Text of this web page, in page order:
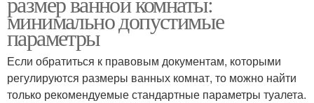
минимально допустимые
параметры
Если обратиться к правовым документам, которыми
регулируются размеры ванных комнат, то можно найти
только рекомендуемые стандартные параметры туалета.